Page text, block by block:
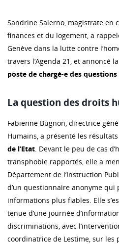
Sandrine Salerno, magistrate en
finances et du logement, a
Genève dans la lutte contre
travers l’Agenda 21, et annoncé
poste de chargé-e des questions
La question des droits
Fabienne Bugnon, directrice
Humains, a présenté les
de l’Etat. Devant le peu de cas
transphobie rapportés, elle a
Département de l’Instruction
d’un questionnaire anonyme
informations plus fiables. Elle
tenue d’une journée
discriminations, avec
coordinatrice de Lestime, sur